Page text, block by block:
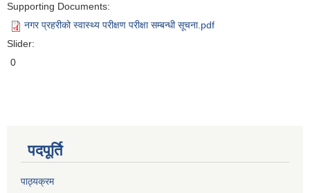
Supporting Documents:
नगर प्रहरीको स्वास्थ्य परीक्षण परीक्षा सम्बन्धी सूचना.pdf
Slider:
0
पदपूर्ति
पाठ्यक्रम